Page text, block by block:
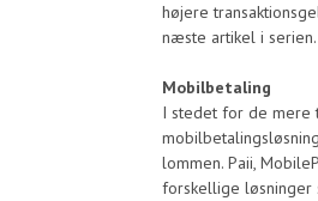
højere
næste artikel i serien.
Mobilbetaling
I stedet for de mere
lommen. Paii,
forskellige løsninger